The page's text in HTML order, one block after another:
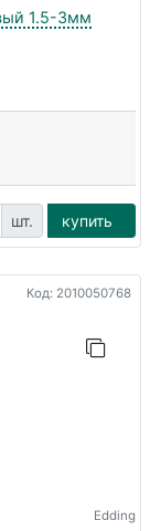
1.5-3мм
шт. купить
Код: 2010050768
Edding